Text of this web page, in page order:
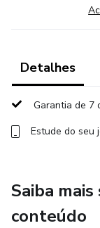
Detalhes
Garantia de 7
Estude do seu
Saiba
conteúdo